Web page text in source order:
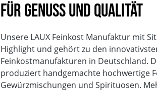
für Genuss und Qualität
Unsere LAUX Feinkost Manufaktur mit
Highlight und gehört zu den
Feinkostmanufakturen in Deutschland.
produziert handgemachte hochwertige
Gewürzmischungen und Spirituosen.